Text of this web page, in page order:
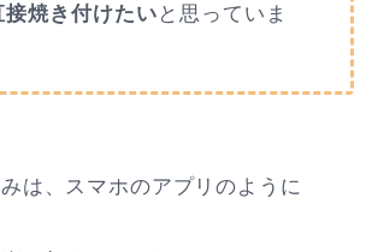
接焼き付けたい と思っていま
は、スマホのアプリのように